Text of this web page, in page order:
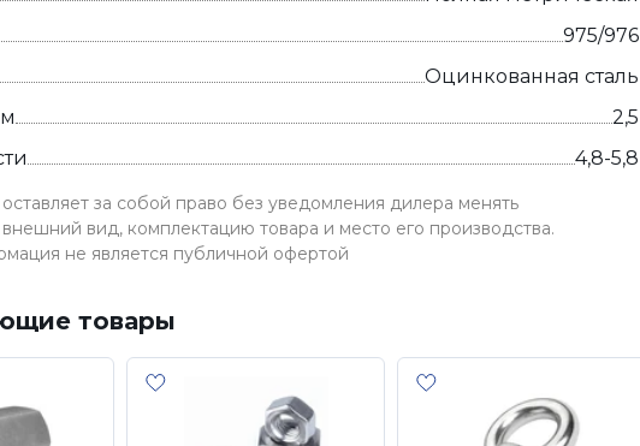
975/976
Оцинкованная сталь
2,5
4,8-5,8
за собой право без уведомления дилера менять
внешний вид, комплектацию товара и место его производства.
не является публичной офертой
товары